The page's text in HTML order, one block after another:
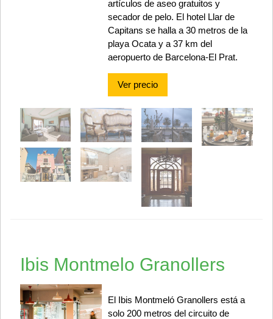
artículos de aseo gratuitos y
secador de pelo. El hotel Llar de
Capitans se halla a 30 metros de la
playa Ocata y a 37 km del
aeropuerto de Barcelona-El Prat.
Ver precio
Ibis Montmelo Granollers
El Ibis Montmeló Granollers está a
solo 200 metros del circuito de